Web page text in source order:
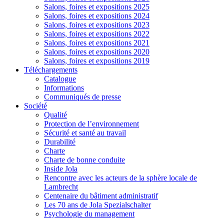
Salons, foires et expositions 2025
Salons, foires et expositions 2024
Salons, foires et expositions 2023
Salons, foires et expositions 2022
Salons, foires et expositions 2021
Salons, foires et expositions 2020
Salons, foires et expositions 2019
Téléchargements
Catalogue
Informations
Communiqués de presse
Société
Qualité
Protection de l’environnement
Sécurité et santé au travail
Durabilité
Charte
Charte de bonne conduite
Inside Jola
Rencontre avec les acteurs de la sphère locale de
Lambrecht
Centenaire du bâtiment administratif
Les 70 ans de Jola Spezialschalter
Psychologie du management